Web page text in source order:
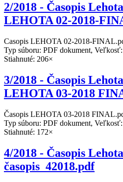
2/2018 - Časopis
LEHOTA 02-2018-
Casopis LEHOTA 02-2018-
Typ súboru: PDF dokument,
Stiahnuté: 206×
3/2018 - Časopis
LEHOTA 03-2018
Časopis LEHOTA 03-2018
Typ súboru: PDF dokument,
Stiahnuté: 172×
4/2018 - Časopis
časopis_42018.pdf